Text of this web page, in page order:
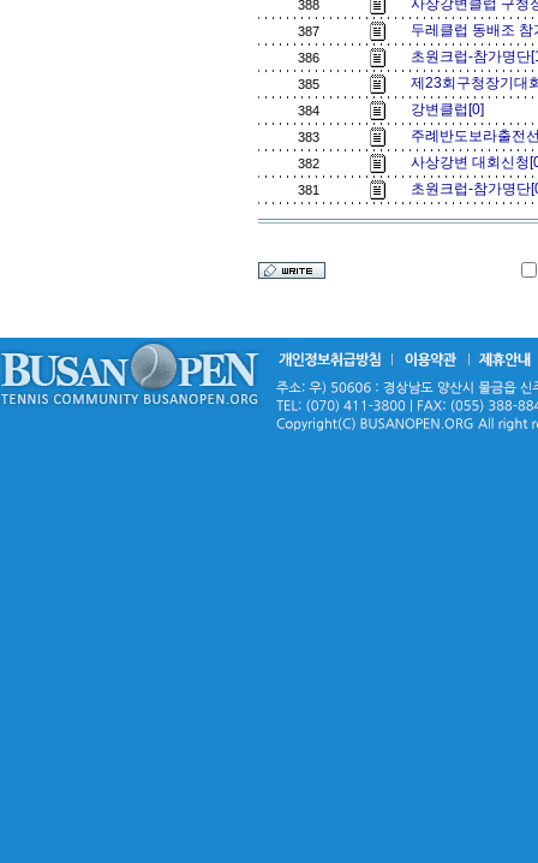
388 사상강변클럽 구
387 두레클럽 동배조
386 초원크럽-참가명
385 제23회구청장기대
384 강변클럽[0]
383 주례반도보라출전
382 사상강변 대회신
381 초원크럽-참가명